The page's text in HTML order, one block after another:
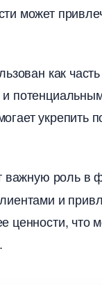
может
как
укрепить
важную роль в
и
ценности, что